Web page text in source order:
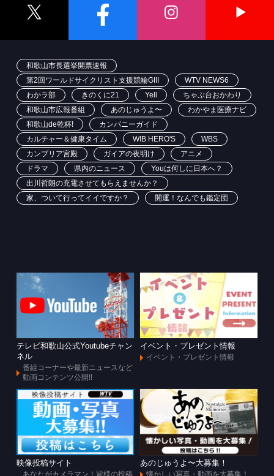
和歌山市長選挙開票速報
第2回ワールドサイクリスト支援競輪GIII
WTV NEWS6
わかラ部
きのくに21 Yell
ちゃぶ台おかわり
和歌山市広報番組
あのじゅうよ〜
わかやま医療ナビ
和歌山de乾杯!
カンパニーガイド
カルチャー＆健康タイム
WIB HERO'S
WBS
カンブリア宮殿
ガイアの夜明け
アニメ
ドラマ
県内のニュース
Youは何しに日本へ？
出川哲朗の充電させてもらえませんか？
家、ついて行ってイイですか？
開運！なんでも鑑定団
テレビ和歌山公式Youtubeチャン
ネル
番組コーナーや最新ニュースなど
動画コンテンツ公開!!
イベント・プレゼント情報
イベント・プレゼント情報
映像投稿サイト
あなたがカメラマン！皆様の投稿
あのじゅうよ〜大募集！
懐かしい写真・動画を大募集！